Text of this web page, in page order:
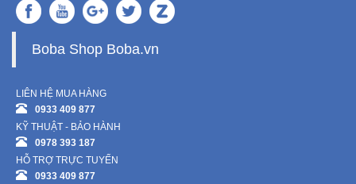
Boba Shop Boba.vn
LIÊN HỆ MUA HÀNG
0933 409 877
KỸ THUẬT - BẢO HÀNH
0978 393 187
HỖ TRỢ TRỰC TUYẾN
0933 409 877